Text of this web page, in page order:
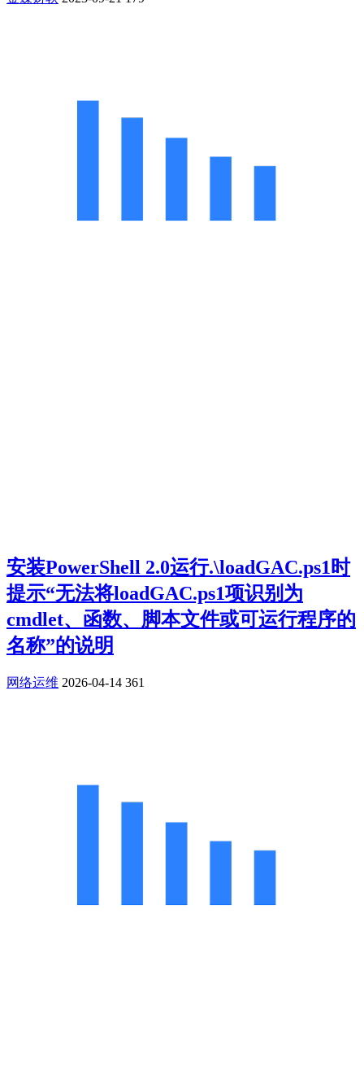
安装PowerShell 2.0运行.\loadGAC.ps1时
提示“无法将loadGAC.ps1项识别为
cmdlet、函数、脚本文件或可运行程序的
名称”的说明
网络运维 2026-04-14 361